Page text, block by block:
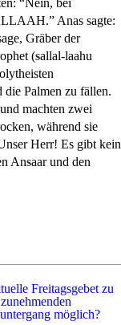
“Nein, bei
Anas sagte:
Gräber der
(sallal-laahu
die Palmen zu fällen.
machten zwei
während sie
Herr! Es gibt kein
Ansaar und den
Freitagsgebet zu
möglich?